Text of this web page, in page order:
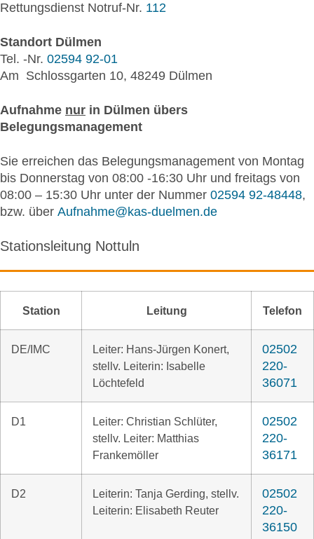
Rettungsdienst Notruf-Nr. 112
Standort Dülmen
Tel. -Nr. 02594 92-01
Am Schlossgarten 10, 48249 Dülmen
Aufnahme nur in Dülmen übers
Belegungsmanagement
Sie erreichen das Belegungsmanagement von Montag
bis Donnerstag von 08:00 -16:30 Uhr und freitags von
08:00 – 15:30 Uhr unter der Nummer 02594 92-48448,
bzw. über Aufnahme@kas-duelmen.de
Stationsleitung Nottuln
Station Leitung Telefon
DE/IMC
Leiter: Hans-Jürgen Konert,
stellv. Leiterin: Isabelle
Löchtefeld
02502
220-
36071
D1
Leiter: Christian Schlüter,
stellv. Leiter: Matthias
Frankemöller
02502
220-
36171
D2
Leiterin: Tanja Gerding, stellv.
Leiterin: Elisabeth Reuter
02502
220-
36150